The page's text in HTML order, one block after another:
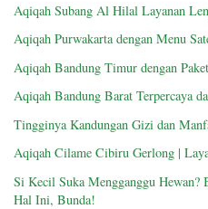
Aqiqah Subang Al Hilal Layanan
Aqiqah Purwakarta dengan Menu
Aqiqah Bandung Timur dengan
Aqiqah Bandung Barat Terpercaya
Tingginya Kandungan Gizi dan
Aqiqah Cilame Cibiru Gerlong |
Si Kecil Suka Mengganggu
Hal Ini, Bunda!